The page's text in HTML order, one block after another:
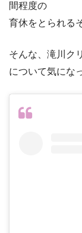
間程度の
育休をとられる
そんな、滝川ク
について気にな